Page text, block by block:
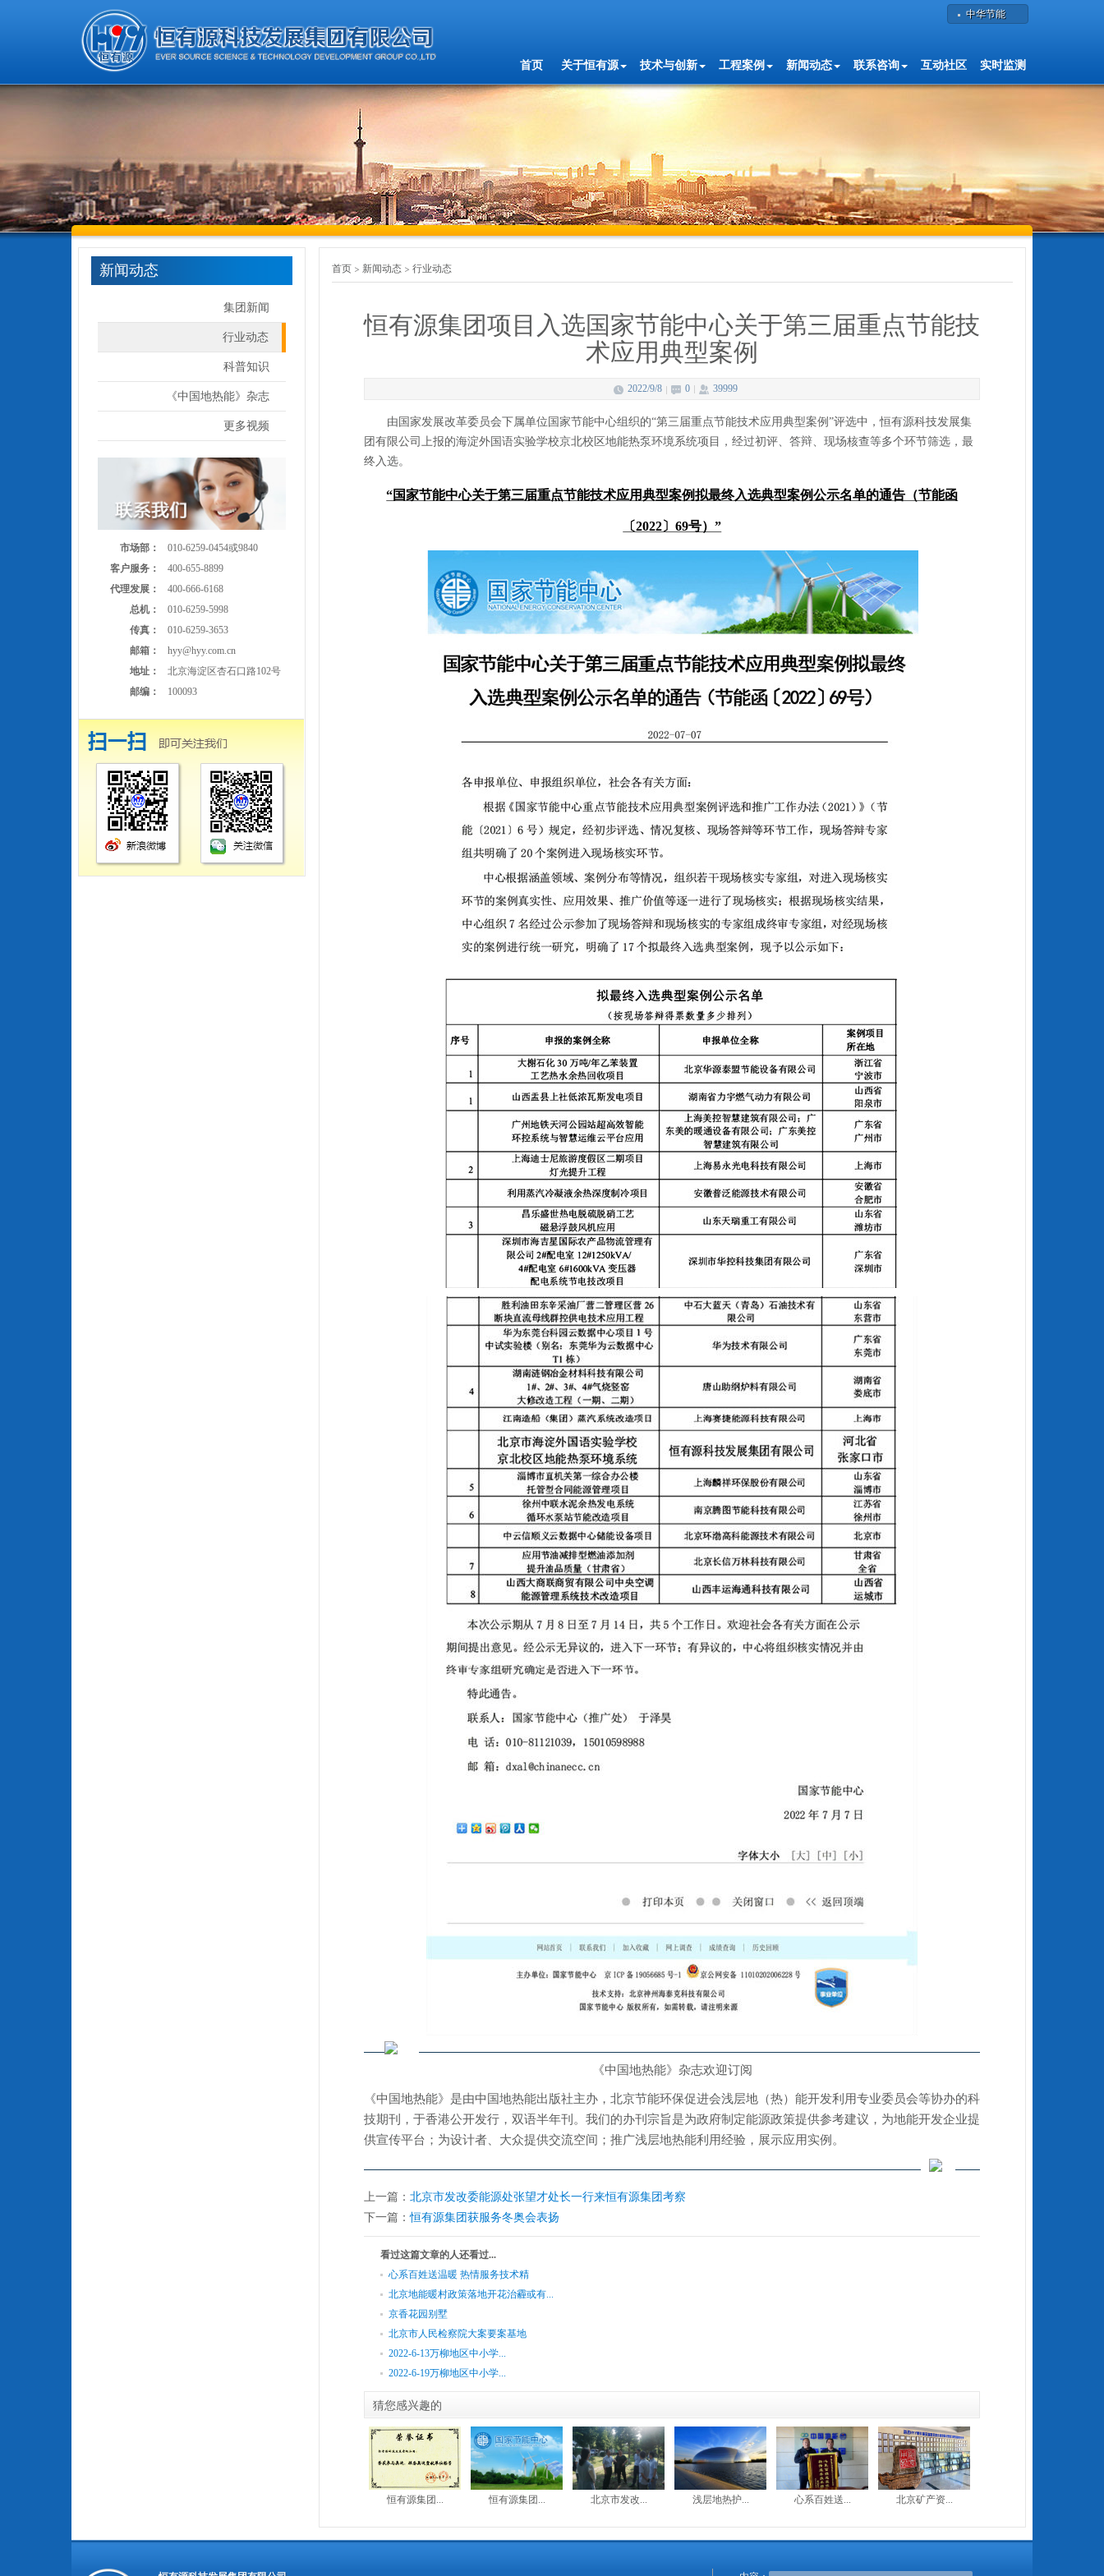
中华节能
首页 关于恒有源 技术与创新 工程案例 新闻动态 联系咨询 互动社区 实时监测
新闻动态
集团新闻
行业动态
科普知识
《中国地热能》杂志
更多视频
市场部：
010-6259-0454或9840
客户服务：
400-655-8899
代理发展：
400-666-6168
总机：
010-6259-5998
传真：
010-6259-3653
邮箱：
hyy@hyy.com.cn
地址：
北京海淀区杏石口路102号
邮编：
100093
首页 新闻动态 行业动态
恒有源集团项目入选国家节能中心关于第三届重点节能技
术应用典型案例
2022/9/8 0 39999
由国家发展改革委员会下属单位国家节能中心组织的“第三届重点节能技术应用典型案例”评选中，恒有源科技发展集
团有限公司上报的海淀外国语实验学校京北校区地能热泵环境系统项目，经过初评、答辩、现场核查等多个环节筛选，最
终入选。
“国家节能中心关于第三届重点节能技术应用典型案例拟最终入选典型案例公示名单的通告（节能函
〔2022〕69号）”
《中国地热能》杂志欢迎订阅
《中国地热能》是由中国地热能出版社主办，北京节能环保促进会浅层地（热）能开发利用专业委员会等协办的科
技期刊，于香港公开发行，双语半年刊。我们的办刊宗旨是为政府制定能源政策提供参考建议，为地能开发企业提
供宣传平台；为设计者、大众提供交流空间；推广浅层地热能利用经验，展示应用实例。
上一篇：北京市发改委能源处张望才处长一行来恒有源集团考察
下一篇：恒有源集团获服务冬奥会表扬
看过这篇文章的人还看过...
心系百姓送温暖 热情服务技术精
北京地能暖村政策落地开花治霾或有...
京香花园别墅
北京市人民检察院大案要案基地
2022-6-13万柳地区中小学...
2022-6-19万柳地区中小学...
猜您感兴趣的
恒有源集团... 恒有源集团... 北京市发改... 浅层地热护... 心系百姓送... 北京矿产资...